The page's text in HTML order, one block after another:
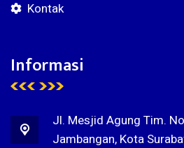
Kontak
Informasi
Jl. Mesjid Agung Tim.
Jambangan, Kota